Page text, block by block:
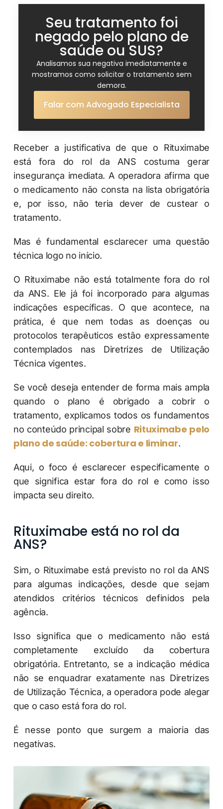
Seu tratamento foi
negado pelo plano de
saúde ou SUS?
Analisamos sua negativa imediatamente e
mostramos como solicitar o tratamento sem
demora.
Falar com Advogado Especialista
Receber a justificativa de que o Rituximabe
está fora do rol da ANS costuma gerar
insegurança imediata. A operadora afirma que
o medicamento não consta na lista obrigatória
e, por isso, não teria dever de custear o
tratamento.
Mas é fundamental esclarecer uma questão
técnica logo no início.
O Rituximabe não está totalmente fora do rol
da ANS. Ele já foi incorporado para algumas
indicações específicas. O que acontece, na
prática, é que nem todas as doenças ou
protocolos terapêuticos estão expressamente
contemplados nas Diretrizes de Utilização
Técnica vigentes.
Se você deseja entender de forma mais ampla
quando o plano é obrigado a cobrir o
tratamento, explicamos todos os fundamentos
no conteúdo principal sobre Rituximabe pelo
plano de saúde: cobertura e liminar.
Aqui, o foco é esclarecer especificamente o
que significa estar fora do rol e como isso
impacta seu direito.
Rituximabe está no rol da
ANS?
Sim, o Rituximabe está previsto no rol da ANS
para algumas indicações, desde que sejam
atendidos critérios técnicos definidos pela
agência.
Isso significa que o medicamento não está
completamente excluído da cobertura
obrigatória. Entretanto, se a indicação médica
não se enquadrar exatamente nas Diretrizes
de Utilização Técnica, a operadora pode alegar
que o caso está fora do rol.
É nesse ponto que surgem a maioria das
negativas.